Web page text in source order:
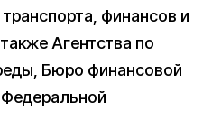
финансов и
Агентства по
Бюро финансовой